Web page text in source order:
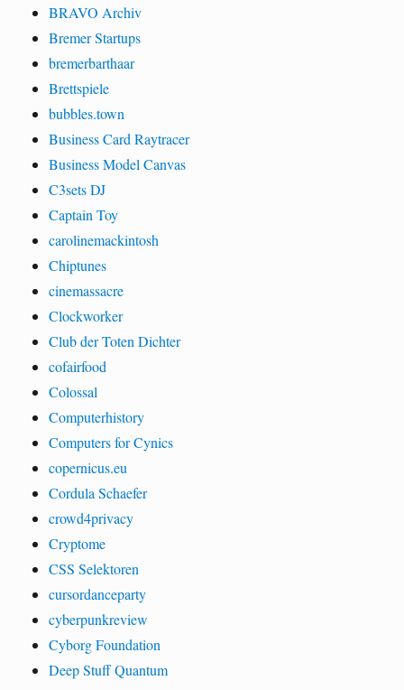
BRAVO Archiv
Bremer Startups
bremerbarthaar
Brettspiele
bubbles.town
Business Card Raytracer
Business Model Canvas
C3sets DJ
Captain Toy
carolinemackintosh
Chiptunes
cinemassacre
Clockworker
Club der Toten Dichter
cofairfood
Colossal
Computerhistory
Computers for Cynics
copernicus.eu
Cordula Schaefer
crowd4privacy
Cryptome
CSS Selektoren
cursordanceparty
cyberpunkreview
Cyborg Foundation
Deep Stuff Quantum